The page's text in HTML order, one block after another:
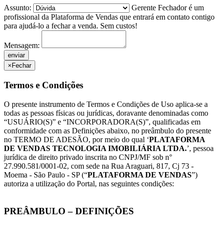
Assunto:
Gerente Fechador é um
profissional da Plataforma de Vendas que entrará em contato contigo
para ajudá-lo a fechar a venda. Sem custos!
Mensagem:
× Fechar
Termos e Condições
O presente instrumento de Termos e Condições de Uso aplica-se a
todas as pessoas físicas ou jurídicas, doravante denominadas como
“USUÁRIO(S)” e “INCORPORADORA(S)”, qualificadas em
conformidade com as Definições abaixo, no preâmbulo do presente
no TERMO DE ADESÃO, por meio do qual ‘PLATAFORMA
DE VENDAS TECNOLOGIA IMOBILIÁRIA LTDA.’, pessoa
jurídica de direito privado inscrita no CNPJ/MF sob n°
27.990.581/0001-02, com sede na Rua Araguari, 817, Cj 73 -
Moema - São Paulo - SP (“PLATAFORMA DE VENDAS”)
autoriza a utilização do Portal, nas seguintes condições:
PREÂMBULO – DEFINIÇÕES